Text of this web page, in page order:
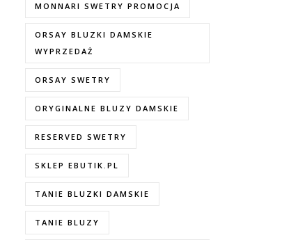
MONNARI SWETRY PROMOCJA
ORSAY BLUZKI DAMSKIE
WYPRZEDAŻ
ORSAY SWETRY
ORYGINALNE BLUZY DAMSKIE
RESERVED SWETRY
SKLEP EBUTIK.PL
TANIE BLUZKI DAMSKIE
TANIE BLUZY